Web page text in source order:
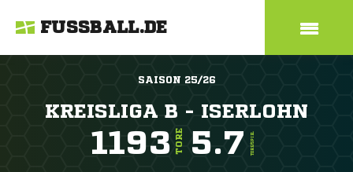
FUSSBALL.DE
SAISON 25/26
KREISLIGA B - ISERLOHN
1193 TORE 5.7 TORE/SPIEL